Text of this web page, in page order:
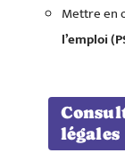
Mettre en
l’emploi
légales